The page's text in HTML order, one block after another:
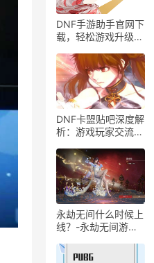
DNF手游助手官网下
载，轻松游戏升级-
手官网提升游戏体验
DNF卡盟贴吧深度解
析：游戏玩家交流平
吧：玩家社区中的交
易与互动
永劫无间什么时候上
线？-永劫无间游戏